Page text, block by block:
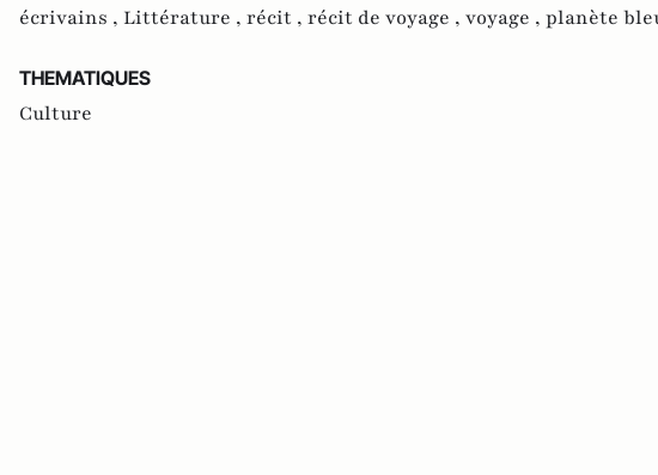
écrivains , Littérature , récit , récit de voyage , voyage , planète
THEMATIQUES
Culture